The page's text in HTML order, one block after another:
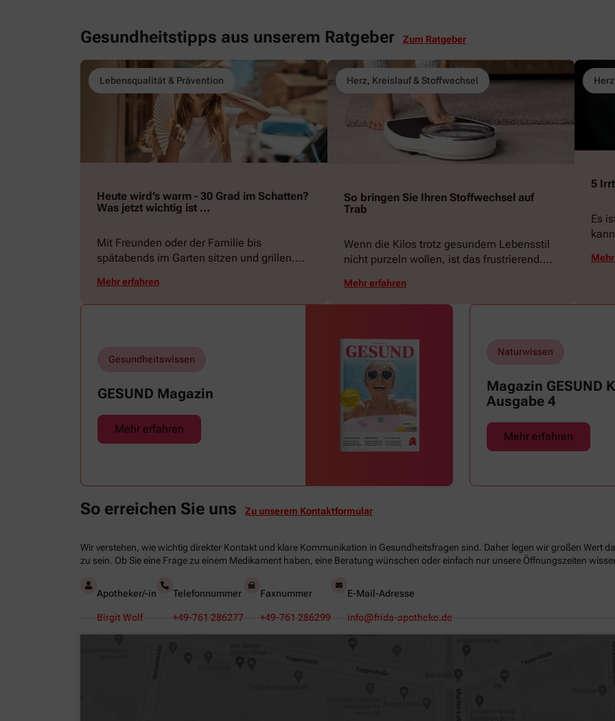
Gesundheitstipps aus unserem Ratgeber Zum Ratgeber
Lebensqualität & Prävention
Heute wird’s warm - 30 Grad im Schatten?
Was jetzt wichtig ist …
Mit Freunden oder der Familie bis
spätabends im Garten sitzen und grillen.
dem Paddelboot über den See gleiten oder
eine Radtour durch die blühende
zu schaffen. Wenn die Temperaturen
uns warme Tropennächte den Schlaf
erfrischenden Regenschauer und
Abkühlung.
Mehr erfahren
Herz, Kreislauf & Stoffwechsel
So bringen Sie Ihren Stoffwechsel auf
Trab
Wenn die Kilos trotz gesundem Lebensstil
nicht purzeln wollen, ist das frustrierend.
welchen Tricks Sie die Fettverbrennung in
Schwung bringen können.
Mehr erfahren
5
Es
für
Gesundheitswissen
GESUND Magazin
Mehr erfahren
Naturwissen
Magazin GESUND
Ausgabe 4
Mehr erfahren
So erreichen Sie uns Zu unserem Kontaktformular
Wir verstehen, wie wichtig direkter Kontakt und klare Kommunikation in Gesundheitsfragen sind. Daher legen wir großen Wert
zu sein. Ob Sie eine Frage zu einem Medikament haben, eine Beratung wünschen oder einfach nur unsere Öffnungszeiten
Apotheker/-in
Birgit Wolf
Telefonnummer
+49-761 286277
Faxnummer
+49-761 286299
E-Mail-Adresse
info@frida-apotheke.de